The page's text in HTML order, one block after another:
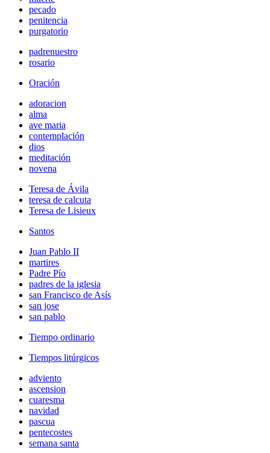
pecado
penitencia
purgatorio
padrenuestro
rosario
Oración
adoracion
alma
ave maria
contemplación
dios
meditación
novena
Teresa de Ávila
teresa de calcuta
Teresa de Lisieux
Santos
Juan Pablo II
martires
Padre Pío
padres de la iglesia
san Francisco de Asís
san jose
san pablo
Tiempo ordinario
Tiempos litúrgicos
adviento
ascension
cuaresma
navidad
pascua
pentecostes
semana santa